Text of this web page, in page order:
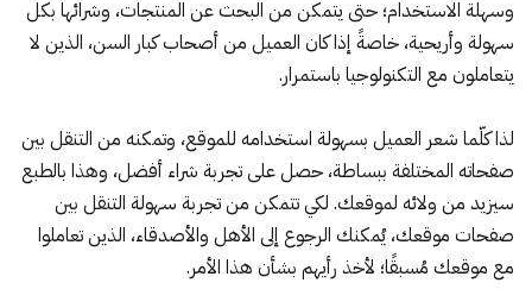
وسهلة الاستخدام؛ حتى يتمكن من البحث عن المنتجات، وشرائها بكل
سهولة وأريحية، خاصةً إذا كان العميل من أصحاب كبار السن، الذين لا
يتعاملون مع التكنولوجيا باستمرار.
لذا كلّما شعر العميل بسهولة استخدامه للموقع، وتمكنه من التنقل بين
صفحاته المختلفة ببساطة، حصل على تجربة شراء أفضل، وهذا بالطبع
سيزيد من ولائه لموقعك. لكي تتمكن من تجربة سهولة التنقل بين
صفحات موقعك، يُمكنك الرجوع إلى الأهل والأصدقاء، الذين تعاملوا
مع موقعك مُسبقًا؛ لأخذ رأيهم بشأن هذا الأمر.